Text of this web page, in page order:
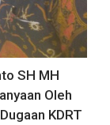
SH MH
Oleh
KDRT